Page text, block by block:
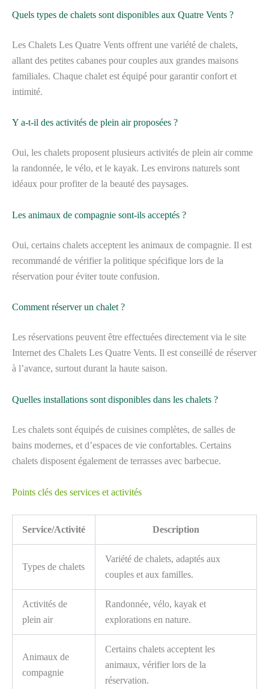
Quels types de chalets sont disponibles aux Quatre Vents ?
Les Chalets Les Quatre Vents offrent une variété de chalets,
allant des petites cabanes pour couples aux grandes maisons
familiales. Chaque chalet est équipé pour garantir confort et
intimité.
Y a-t-il des activités de plein air proposées ?
Oui, les chalets proposent plusieurs activités de plein air comme
la randonnée, le vélo, et le kayak. Les environs naturels sont
idéaux pour profiter de la beauté des paysages.
Les animaux de compagnie sont-ils acceptés ?
Oui, certains chalets acceptent les animaux de compagnie. Il est
recommandé de vérifier la politique spécifique lors de la
réservation pour éviter toute confusion.
Comment réserver un chalet ?
Les réservations peuvent être effectuées directement via le site
Internet des Chalets Les Quatre Vents. Il est conseillé de réserver
à l’avance, surtout durant la haute saison.
Quelles installations sont disponibles dans les chalets ?
Les chalets sont équipés de cuisines complètes, de salles de
bains modernes, et d’espaces de vie confortables. Certains
chalets disposent également de terrasses avec barbecue.
Points clés des services et activités
Service/Activité Description
Types de chalets
Variété de chalets, adaptés aux
couples et aux familles.
Activités de
plein air
Randonnée, vélo, kayak et
explorations en nature.
Animaux de
compagnie
Certains chalets acceptent les
animaux, vérifier lors de la
réservation.